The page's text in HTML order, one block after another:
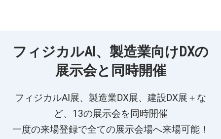
フィジカルAI、製造業向けDXの
展示会と同時開催
フィジカルAI展、製造業DX展、建設DX展＋な
ど、13の展示会を同時開催
一度の来場登録で全ての展示会場へ来場可能！